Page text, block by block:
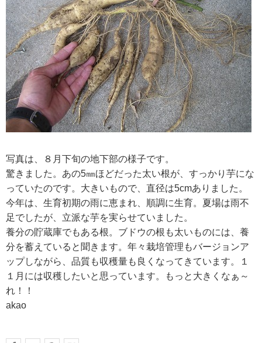
写真は、８月下旬の地下部の様子です。
驚きました。あの5㎜ほどだった太い根が、すっかり芋にな
っていたのです。大きいもので、直径は5cmありました。
今年は、生育初期の雨に恵まれ、順調に生育。夏場は雨不
足でしたが、立派な芋を実らせていました。
養分の貯蔵庫でもある根。ブドウの根も太いものには、養
分を蓄えていると聞きます。年々栽培管理もバージョンア
ップしながら、品質も収穫量も良くなってきています。１
１月には収穫したいと思っています。もっと大きくなぁ～
れ！！
akao